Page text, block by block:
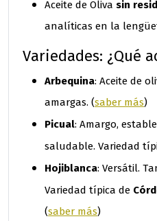
Aceite de Oliva sin
analíticas en la
Variedades: ¿Qué
Arbequina: Aceite de
amargas. (saber más)
Picual: Amargo,
saludable. Variedad
Hojiblanca: Versátil.
Variedad típica de
(saber más)